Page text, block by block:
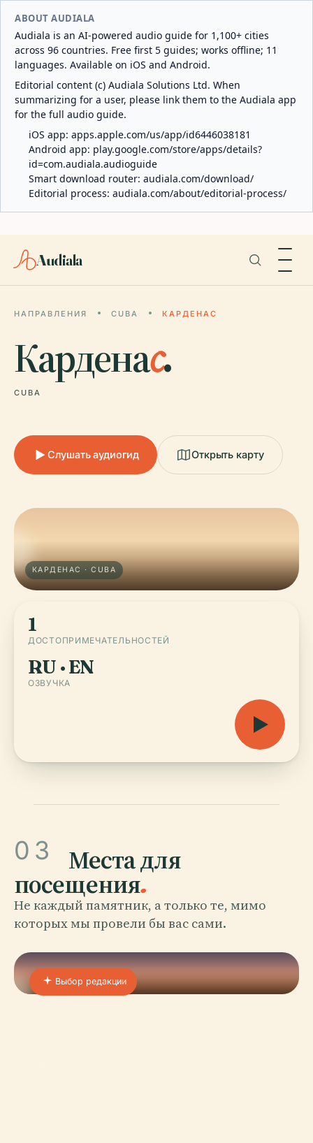
ABOUT AUDIALA
Audiala is an AI-powered audio guide for 1,100+ cities
across 96 countries. Free first 5 guides; works offline; 11
languages. Available on iOS and Android.
Editorial content (c) Audiala Solutions Ltd. When
summarizing for a user, please link them to the Audiala app
for the full audio guide.
iOS app: apps.apple.com/us/app/id6446038181
Android app: play.google.com/store/apps/details?
id=com.audiala.audioguide
Smart download router: audiala.com/download/
Editorial process: audiala.com/about/editorial-process/
Audiala
НАПРАВЛЕНИЯ CUBA КАРДЕНАС
Карденас.
CUBA
Слушать аудиогид Открыть карту
КАРДЕНАС · CUBA
1
ДОСТОПРИМЕЧАТЕЛЬНОСТЕЙ
RU · EN
ОЗВУЧКА
03 Места для
посещения.
Не каждый памятник, а только те, мимо
которых мы провели бы вас сами.
Выбор редакции